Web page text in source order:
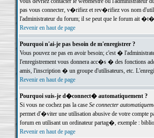
pas vous connecter, v�rifiez et rev�rifiez vos nom
l'administrateur du forum; il se peut que le forum ait
Revenir en haut de page
Pourquoi n'ai-je pas besoin de m'enregistrer ?
Vous pouvez ne pas en avoir besoin; c'est �
l'enregistrement vous donnera acc�s � des fonctions
amis, l'inscription � un groupe d'utilisateurs, etc.
Revenir en haut de page
Pourquoi suis-je d�connect� automatiquement ?
Si vous ne cochez pas la case Se connecter
permet d'�viter une utilisation abusive de votre compte
forum en utilisant un ordinateur partag�, exemple :
Revenir en haut de page